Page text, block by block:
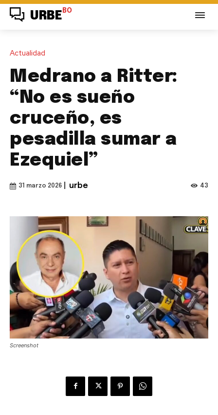
URBE BO
Actualidad
Medrano a Ritter:
“No es sueño
cruceño, es
pesadilla sumar a
Ezequiel”
31 marzo 2026 urbe 43
Screenshot